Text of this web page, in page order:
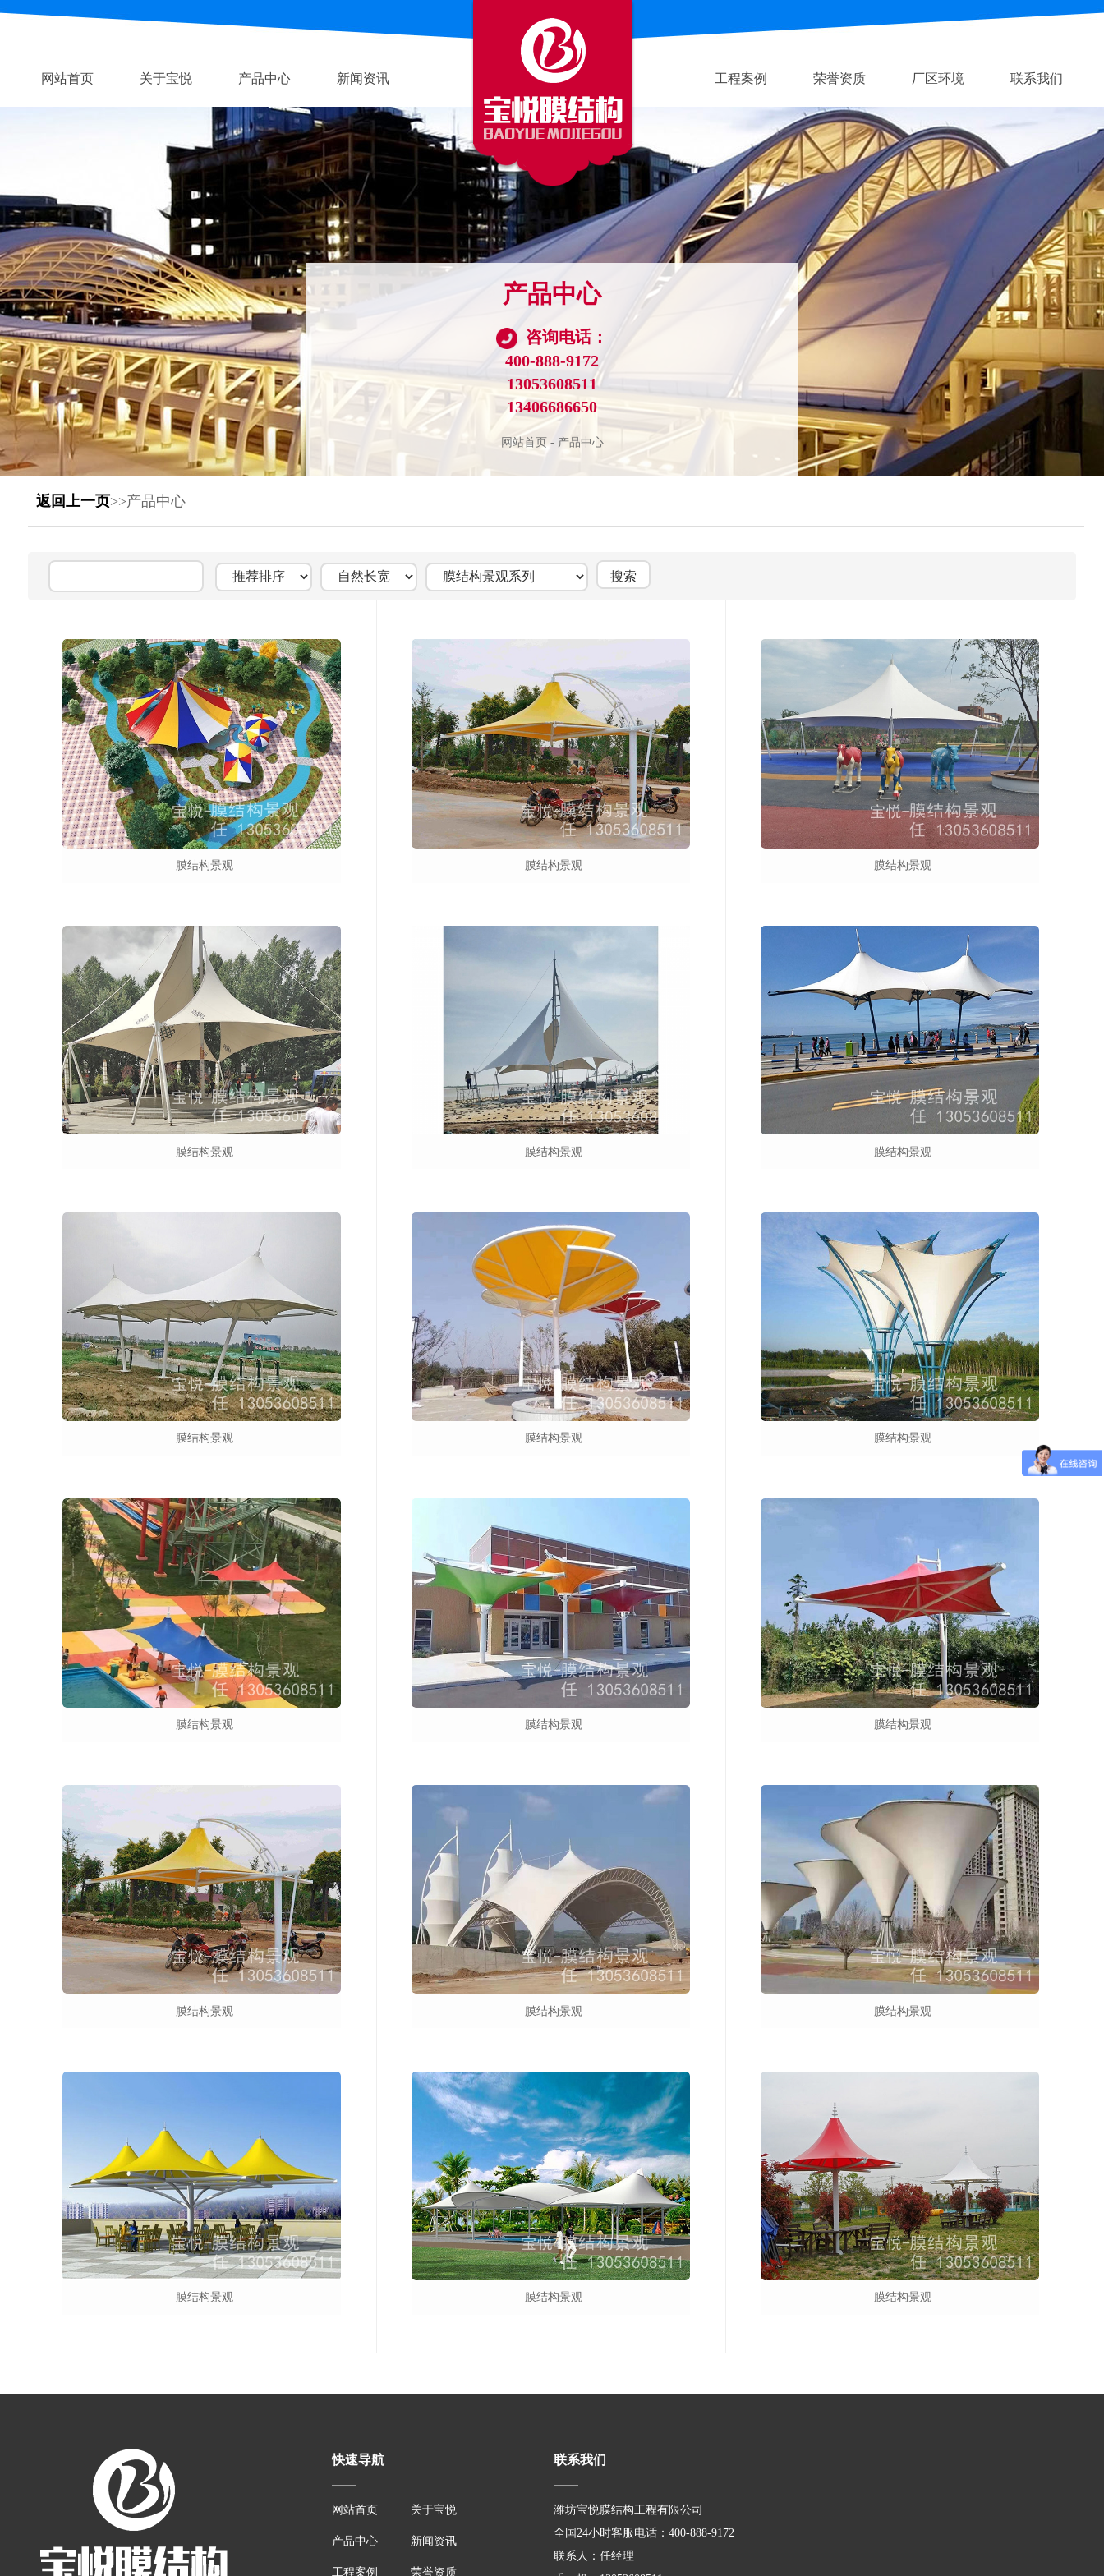
网站首页 关于宝悦 产品中心 新闻资讯 工程案例 荣誉资质 厂区环境 联系我们
产品中心
咨询电话：
400-888-9172
13053608511
13406686650
网站首页- 产品中心
返回上一页>>产品中心
膜结构景观
膜结构景观
膜结构景观
膜结构景观
膜结构景观
膜结构景观
膜结构景观
膜结构景观
膜结构景观
膜结构景观
膜结构景观
膜结构景观
膜结构景观
膜结构景观
膜结构景观
膜结构景观
膜结构景观
膜结构景观
快速导航
网站首页 关于宝悦
产品中心 新闻资讯
工程案例 荣誉资质
联系我们
潍坊宝悦膜结构工程有限公司
全国24小时客服电话：400-888-9172
联系人：任经理